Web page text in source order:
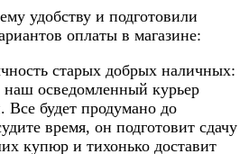
удобству и подготовили
оплаты в магазине:
старых добрых наличных:
наш осведомленный курьер
Все будет продумано до
время, он подготовит сдачу
купюр и тихонько доставит